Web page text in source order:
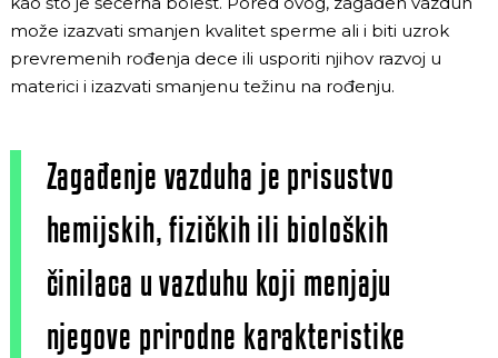
može izazvati smanjen kvalitet sperme ali i biti uzrok
prevremenih rođenja dece ili usporiti njihov razvoj u
materici i izazvati smanjenu težinu na rođenju.
Zagađenje vazduha je prisustvo
hemijskih, fizičkih ili bioloških
činilaca u vazduhu koji menjaju
njegove prirodne karakteristike